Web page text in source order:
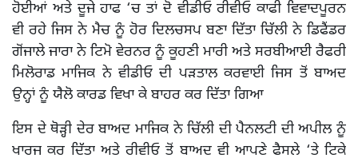
ਹੋਈਆਂ ਅਤੇ ਦੂਜੇ ਹਾਫ ‘ਚ ਤਾਂ ਦੋ ਵੀਡੀਓ ਰੀਵੀਓ ਕਾਫੀ ਵਿਵਾਦਪੂਰਨ
ਵੀ ਰਹੇ ਜਿਸ ਨੇ ਮੈਚ ਨੂੰ ਹੋਰ ਦਿਲਚਸਪ ਬਣਾ ਦਿੱਤਾ ਚਿੱਲੀ ਨੇ ਡਿਫੈਂਡਰ
ਗੋਂਜਾਲੇ ਜਾਰਾ ਨੇ ਟਿਮੋ ਵੇਰਨਰ ਨੂੰ ਕੂਹਣੀ ਮਾਰੀ ਅਤੇ ਸਰਬੀਆਈ ਰੈਫਰੀ
ਮਿਲੋਰਾਡ ਮਾਜਿਕ ਨੇ ਵੀਡੀਓ ਦੀ ਪੜਤਾਲ ਕਰਵਾਈ ਜਿਸ ਤੋਂ ਬਾਅਦ
ਉਨ੍ਹਾਂ ਨੂੰ ਯੈਲੋ ਕਾਰਡ ਵਿਖਾ ਕੇ ਬਾਹਰ ਕਰ ਦਿੱਤਾ ਗਿਆ
ਇਸ ਦੇ ਥੋੜ੍ਹੀ ਦੇਰ ਬਾਅਦ ਮਾਜਿਕ ਨੇ ਚਿੱਲੀ ਦੀ ਪੈਨਲਟੀ ਦੀ ਅਪੀਲ ਨੂੰ
ਖਾਰਜ ਕਰ ਦਿੱਤਾ ਅਤੇ ਰੀਵੀਓ ਤੋਂ ਬਾਅਦ ਵੀ ਆਪਣੇ ਫੈਸਲੇ ‘ਤੇ ਟਿਕੇ